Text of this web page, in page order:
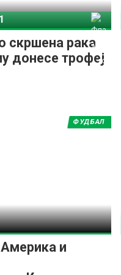
скршена рака
донесе трофеј
и
ФУДБАЛ